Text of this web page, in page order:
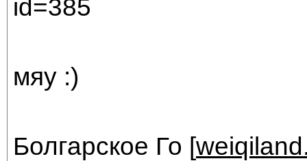
мяу :)
Болгарское Го [